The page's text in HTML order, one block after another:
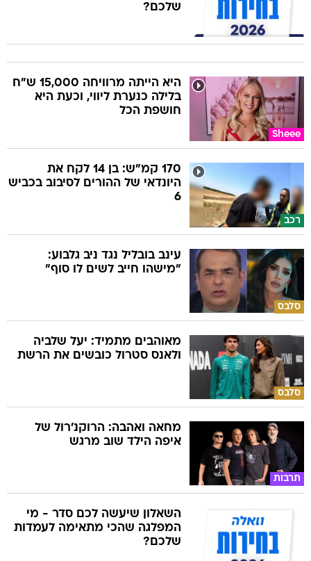
שלכם?
Sheee
היא הייתה מרוויחה 15,000 ש"ח
בלילה כנערת ליווי, וכעת היא
חושפת הכל
רכב
170 קמ"ש: בן 14 לקח את
היונדאי של ההורים לסיבוב בכביש
6
סלבס
עינב בובליל נגד ניב גלבוע:
"מישהו חייב לשים לו סוף"
סלבס
מאוהבים מתמיד: יעל שלביה
ולאנס סטרול כובשים את הרשת
תרבות
מחאה ואהבה: הרוקנ'רול של
איפה הילד שוב מרגש
השאלון שיעשה לכם סדר - מי
המפלגה שהכי מתאימה לעמדות
שלכם?